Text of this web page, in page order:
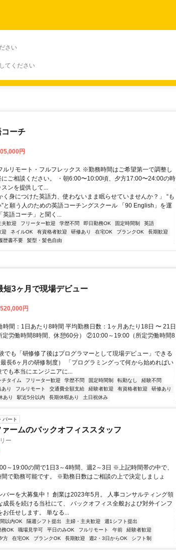
さい
てください
ーチ
円
ルリモート・フルフレックス ※勤務時間はご希望第一で調整し
にご相談ください。 ・朝6:00〜10:00頃、夕方17:00〜24:00の時
ンを提供して...
く身につけた英語力、使わないまま眠らせていませんか？」 “も
と願う人のための英語コーチングスクール 「90 English」を運
英語コーチ」と聞く...
夫歓迎 フリーター歓迎 学歴不問 即日勤務OK 固定時間制
英語
迎 ネイルOK 有資格者歓迎 研修あり 在宅OK ブランクOK
長期歓迎
歴書不要 髪型・髪色自由
短3ヶ月で現場デビュー
円
時間：1日あたり8時間 平均勤務日数：1ヶ月あたり18日 〜 21日
労働時間8時間、休憩60分） ②10:00～19:00（所定労働時間8
でも「研修修了後はプログラマーとして現場デビュー」できる
長6ヶ月の研修制度） 「プログラミングって何から始めればい
でも本当にエンジニアに...
チタイム フリーター歓迎 学歴不問 固定時間制 転勤なし
経験不問
り フルリモート 交通費全額支給 経験者歓迎 有資格者歓迎
研修あり
あり 駅近5分以内 長期休暇あり 土日祝休み
パート
ームのバックオフィススタッフ
ー
～19:00の間で1日3～4時間、週2～3日 ※上記時間帯の中で、
間で勤務可能です。 ※勤務日数はご相談の上で決定しましょ
バーを大募集中！ 創業は2023年5月。 人事コンサルティング領
成長を続ける当社にて、 バックオフィス全般および対外インフ
お任せします。 単なる...
以内OK 隔週シフト提出 主婦・主夫歓迎
週1シフト提出
務OK 職場見学可 平日のみOK フルリモート 午前
経験者歓迎
方 在宅OK ブランクOK 長期歓迎 週2・3日からOK シフト制